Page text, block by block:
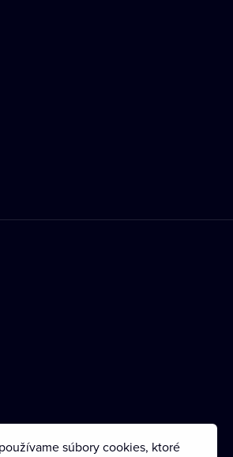
súbory cookies, ktoré